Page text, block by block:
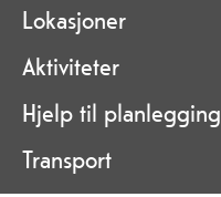
Lokasjoner
Aktiviteter
Hjelp til planlegging
Transport